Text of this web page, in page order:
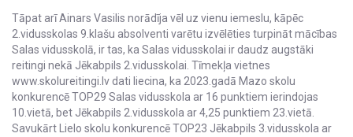
Tāpat arī Ainars Vasilis norādīja vēl uz vienu iemeslu, kāpēc
2.vidusskolas 9.klašu absolventi varētu izvēlēties turpināt mācības
Salas vidusskolā, ir tas, ka Salas vidusskolai ir daudz augstāki
reitingi nekā Jēkabpils 2.vidusskolai. Tīmekļa vietnes
www.skolureitingi.lv dati liecina, ka 2023.gadā Mazo skolu
konkurencē TOP29 Salas vidusskola ar 16 punktiem ierindojas
10.vietā, bet Jēkabpils 2.vidusskola ar 4,25 punktiem 23.vietā.
Savukārt Lielo skolu konkurencē TOP23 Jēkabpils 3.vidusskola ar